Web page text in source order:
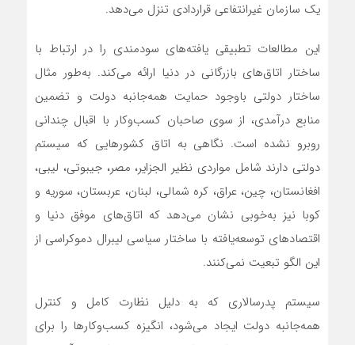
یک سازمان غیرانتفاعی قراردادی تنزل می‌دهد.
این مطالعات تطبیقی یافته‌های سودمندی را در ارتباط با
ساختار اتاق‌های بازرگانی در دنیا ارائه می‌کند. به‌طور مثال
ساختار دولتی باوجود حمایت همه‌جانبه دولت و تضمین
منابع درآمدی، از سوی صاحبان کسب‌وکار با اقبال چندانی
روبرو نشده است. نگاهی به اتاق کشورهایی که سیستم
دولتی دارند شامل مواردی نظیر الجزایر، مصر، جیبوتی، لیبی،
افغانستان، چین، عراق، کره شمالی، لبنان، عربستان، سوریه و
کوبا نیز به‌خوبی نشان می‌دهد که اتاق‌های موفق دنیا و
اقتصادهای توسعه‌یافته با ساختار سیاسی لیبرال دموکراسی از
این الگو تبعیت نمی‌کنند.
سیستم پدرسالاری که به دلیل نظارت کامل و کنترل
همه‌جانبه دولت ایجاد می‌شود، انگیزه کسب‌وکارها را برای